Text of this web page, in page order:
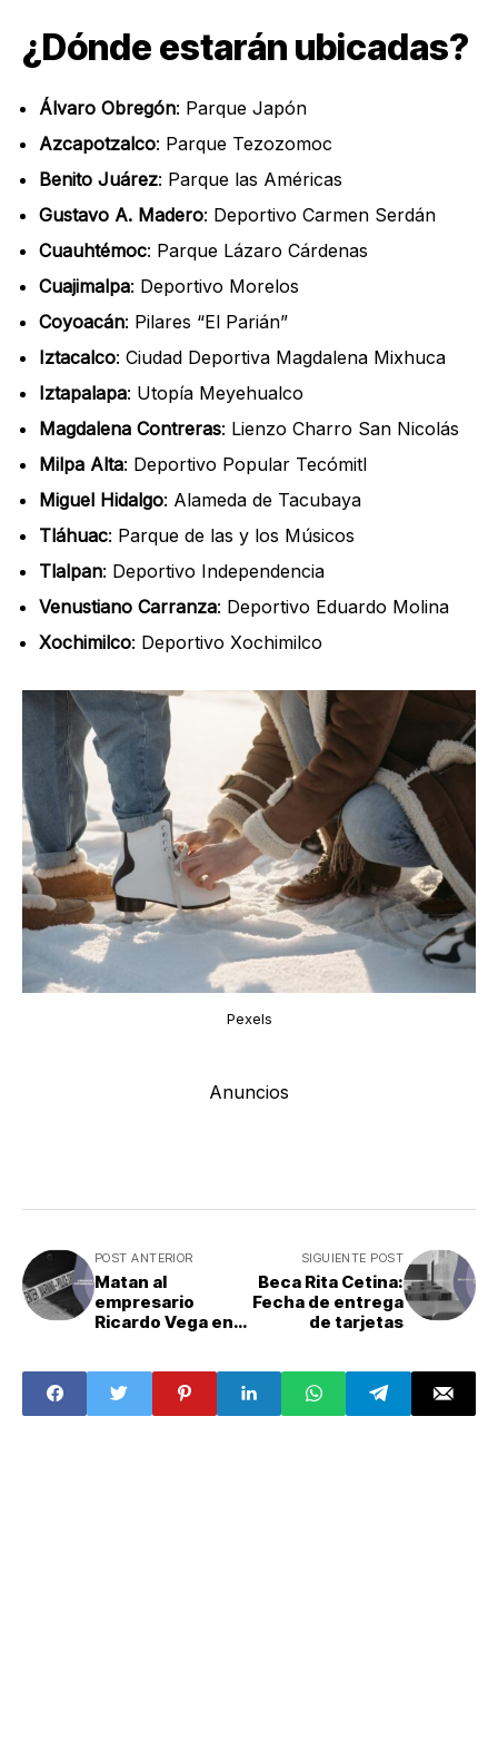
¿Dónde estarán ubicadas?
Álvaro Obregón: Parque Japón
Azcapotzalco: Parque Tezozomoc
Benito Juárez: Parque las Américas
Gustavo A. Madero: Deportivo Carmen Serdán
Cuauhtémoc: Parque Lázaro Cárdenas
Cuajimalpa: Deportivo Morelos
Coyoacán: Pilares “El Parián”
Iztacalco: Ciudad Deportiva Magdalena Mixhuca
Iztapalapa: Utopía Meyehualco
Magdalena Contreras: Lienzo Charro San Nicolás
Milpa Alta: Deportivo Popular Tecómitl
Miguel Hidalgo: Alameda de Tacubaya
Tláhuac: Parque de las y los Músicos
Tlalpan: Deportivo Independencia
Venustiano Carranza: Deportivo Eduardo Molina
Xochimilco: Deportivo Xochimilco
Pexels
Anuncios
POST ANTERIOR
Matan al
empresario
Ricardo Vega en
SIGUIENTE POST
Beca Rita Cetina:
Fecha de entrega
de tarjetas